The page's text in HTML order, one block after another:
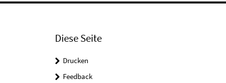
Diese Seite
Drucken
Feedback